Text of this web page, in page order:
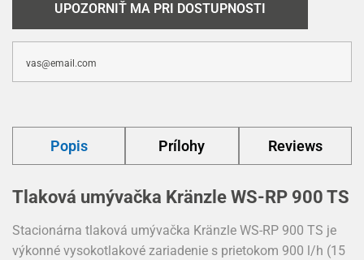
UPOZORNIŤ MA PRI DOSTUPNOSTI
Popis Prílohy Reviews
Tlaková umývačka Kränzle WS-RP 900 TS
Stacionárna tlaková umývačka Kränzle WS-RP 900 TS je
výkonné vysokotlakové zariadenie s prietokom 900 l/h (15